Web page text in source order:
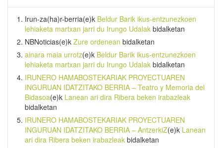
Irun-za(ha)r-berria(e)k Beldur Barik ikus-entzunezkoen
lehiaketa martxan jarri du Irungo Udalak bidalketan
NBNoticias(e)k Zure ordenean bidalketan
ainara maia urrotz(e)k Beldur Barik ikus-entzunezkoen
lehiaketa martxan jarri du Irungo Udalak bidalketan
IRUNERO HAMABOSTEKARIAK PROYECTUAREN
INGURUAN IDATZITAKO BERRIA – Teatro y Memoria del
Bidasoa(e)k Lanean ari dira Ribera beken irabazleak
bidalketan
IRUNERO HAMABOSTEKARIAK PROYECTUAREN
INGURUAN IDATZITAKO BERRIA – AntzerkiZ(e)k Lanean
ari dira Ribera beken irabazleak bidalketan